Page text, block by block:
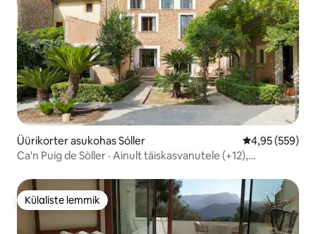
Üürikorter asukohas Sóller Keskmine
4,95 (559)
Ca'n Puig de Sòller · Ainult täiskasvanutele (+12),
Külaliste lemmik
Külaliste lemmik